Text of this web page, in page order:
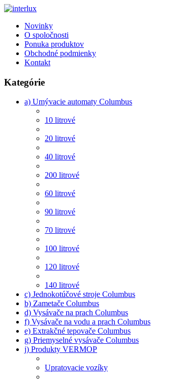
Novinky
O spoločnosti
Ponuka produktov
Obchodné podmienky
Kontakt
Kategórie
a) Umývacie automaty Columbus
10 litrové
20 litrové
40 litrové
200 litrové
60 litrové
90 litrové
70 litrové
100 litrové
120 litrové
140 litrové
c) Jednokotúčové stroje Columbus
b) Zametače Columbus
d) Vysávače na prach Columbus
f) Vysávače na vodu a prach Columbus
e) Extrakčné tepovače Columbus
g) Priemyselné vysávače Columbus
j) Produkty VERMOP
Upratovacie vozíky